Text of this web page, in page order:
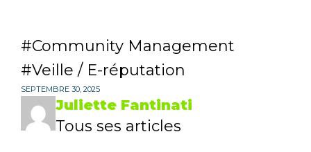
Community Management
Veille / E-réputation
SEPTEMBRE 30, 2025
Juliette Fantinati
Tous ses articles